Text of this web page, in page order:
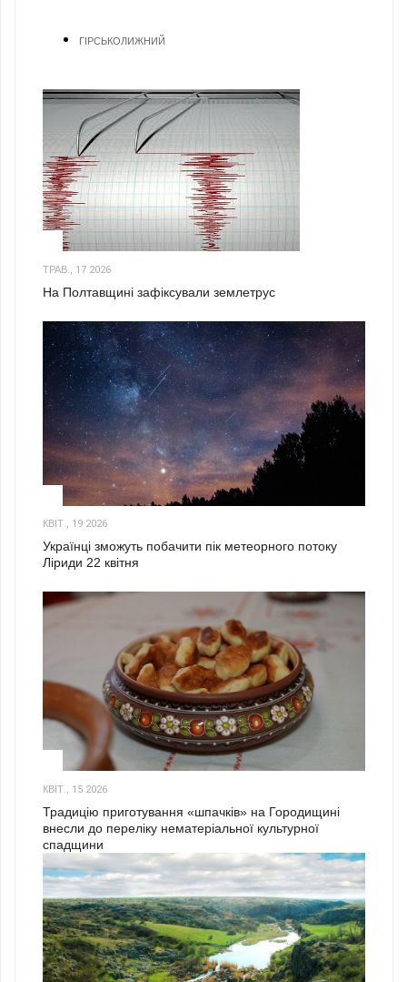
ГІРСЬКОЛИЖНИЙ
ТРАВ., 17 2026
На Полтавщині зафіксували землетрус
КВІТ., 19 2026
Українці зможуть побачити пік метеорного потоку
Ліриди 22 квітня
КВІТ., 15 2026
Традицію приготування «шпачків» на Городищині
внесли до переліку нематеріальної культурної
спадщини